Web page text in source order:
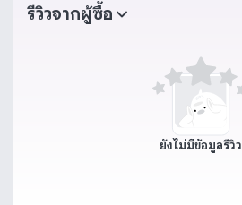
รีวิวจากผู้ซื้อ
ยังไม่มีข้อมูลรีวิว